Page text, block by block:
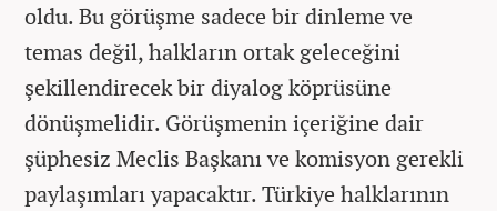
oldu. Bu görüşme sadece bir dinleme ve
temas değil, halkların ortak geleceğini
şekillendirecek bir diyalog köprüsüne
dönüşmelidir. Görüşmenin içeriğine dair
şüphesiz Meclis Başkanı ve komisyon gerekli
paylaşımları yapacaktır. Türkiye halklarının